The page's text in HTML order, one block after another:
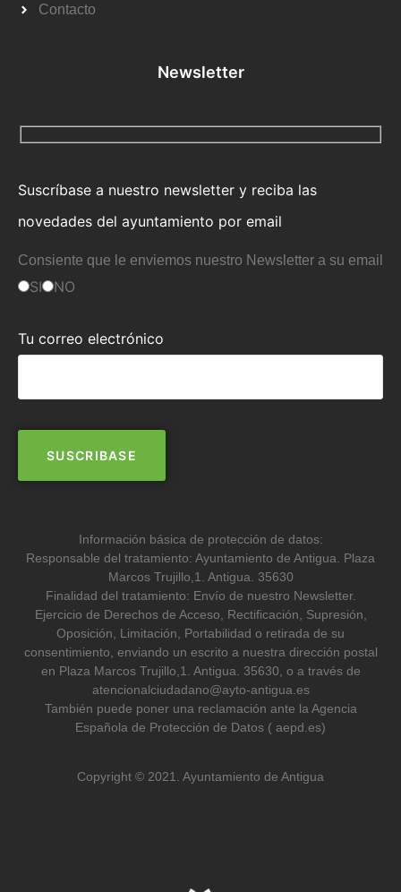
Contacto
Newsletter
Suscríbase a nuestro newsletter y reciba las
novedades del ayuntamiento por email
Consiente que le enviemos nuestro Newsletter a su email
SI NO
Tu correo electrónico
Información básica de protección de datos:
Responsable del tratamiento: Ayuntamiento de Antigua. Plaza
Marcos Trujillo,1. Antigua. 35630
Finalidad del tratamiento: Envío de nuestro Newsletter.
Ejercicio de Derechos de Acceso, Rectificación, Supresión,
Oposición, Limitación, Portabilidad o retirada de su
consentimiento, enviando un escrito a nuestra dirección postal
en Plaza Marcos Trujillo,1. Antigua. 35630, o a través de
atencionalciudadano@ayto-antigua.es
También puede poner una reclamación ante la Agencia
Española de Protección de Datos ( aepd.es)
Copyright © 2021. Ayuntamiento de Antigua